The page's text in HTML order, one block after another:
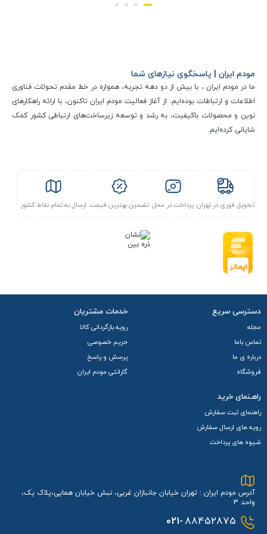
اطلاعات بیشتر محصول
مودم ایران | پاسخگوی نیازهای شما
ما در مودم ایران ، با بیش از دو دهه تجربه، همواره در خط مقدم تحولات فناوری
اطلاعات و ارتباطات بوده‌ایم. از آغاز فعالیت مودم ایران تاکنون، با ارائه راهکارهای
نوین و محصولات باکیفیت، به رشد و توسعه زیرساخت‌های ارتباطی کشور کمک
شایانی کرده‌ایم.
تحویل فوری در تهران پرداخت در محل تضمین بهترین قیمت ارسال به تمام نقاط کشور
دسترسی سریع
مجله
تماس باما
درباره ی ما
فروشگاه
خدمات مشتریان
رویه بازگردانی کالا
حریم خصوصی
پرسش و پاسخ
گارانتی مودم ایران
راهـنمای خرید
راهنمای ثبت سفارش
رویه های ارسال سفارش
شیوه های پرداخت
آدرس مودم ایران : تهران خیابان جانبازان غربی، نبش خیابان همایی،پلاک یک،
واحد 3
021-88452875